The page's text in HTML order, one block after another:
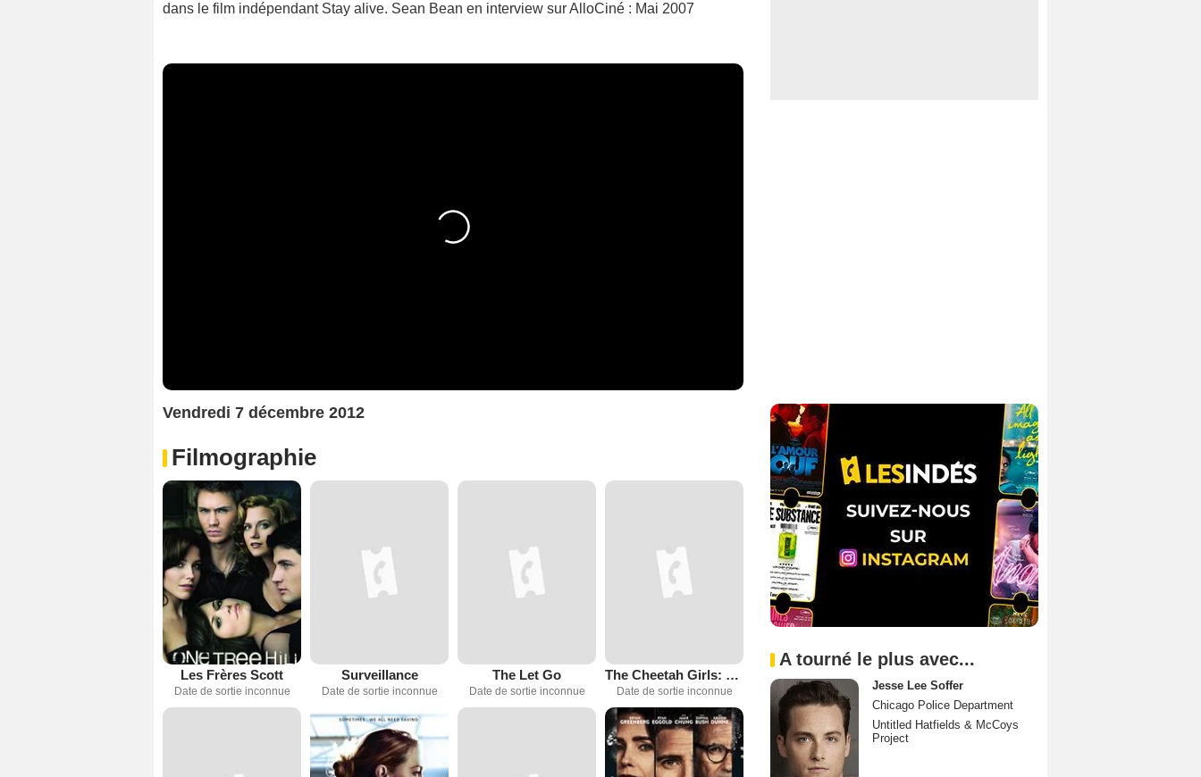
dans le film indépendant Stay alive. Sean Bean en interview sur AlloCiné : Mai 2007
Vendredi 7 décembre 2012
Filmographie
Les Frères Scott
Date de sortie inconnue
Surveillance
Date de sortie inconnue
The Let Go
Date de sortie inconnue
The Cheetah Girls: Next Gen
Date de sortie inconnue
A tourné le plus avec...
Jesse Lee Soffer
Chicago Police Department
Untitled Hatfields & McCoys
Project